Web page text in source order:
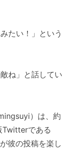
たい！」という
ね」と話してい
）は、約
Twitterである
彼の投稿を楽し